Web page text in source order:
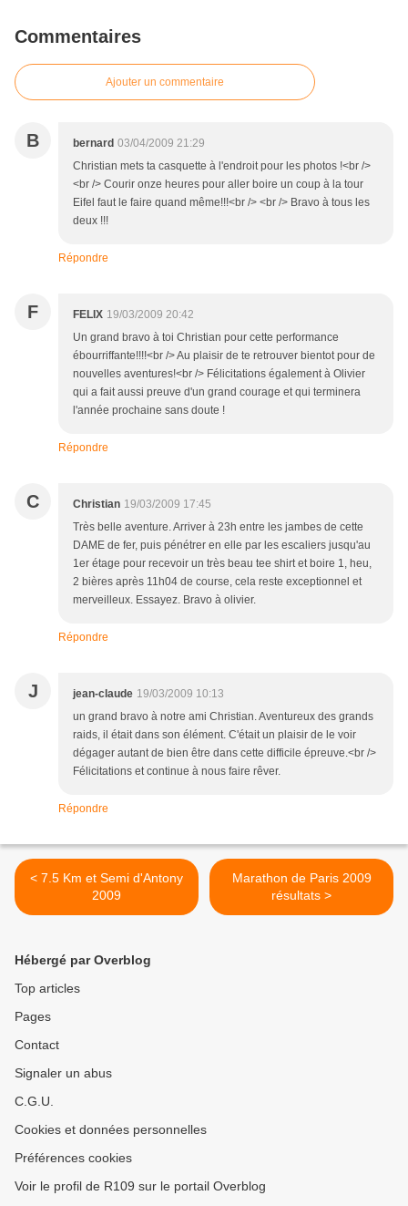
Commentaires
Ajouter un commentaire
B bernard 03/04/2009 21:29
Christian mets ta casquette à l'endroit pour les photos !<br />
<br /> Courir onze heures pour aller boire un coup à la tour
Eifel faut le faire quand même!!!<br /> <br /> Bravo à tous les
deux !!!
Répondre
F FELIX 19/03/2009 20:42
Un grand bravo à toi Christian pour cette performance
ébourriffante!!!!<br /> Au plaisir de te retrouver bientot pour de
nouvelles aventures!<br /> Félicitations également à Olivier
qui a fait aussi preuve d'un grand courage et qui terminera
l'année prochaine sans doute !
Répondre
C Christian 19/03/2009 17:45
Très belle aventure. Arriver à 23h entre les jambes de cette
DAME de fer, puis pénétrer en elle par les escaliers jusqu'au
1er étage pour recevoir un très beau tee shirt et boire 1, heu,
2 bières après 11h04 de course, cela reste exceptionnel et
merveilleux. Essayez. Bravo à olivier.
Répondre
J jean-claude 19/03/2009 10:13
un grand bravo à notre ami Christian. Aventureux des grands
raids, il était dans son élément. C'était un plaisir de le voir
dégager autant de bien être dans cette difficile épreuve.<br />
Félicitations et continue à nous faire rêver.
Répondre
< 7.5 Km et Semi d'Antony
2009
Marathon de Paris 2009
résultats >
Hébergé par Overblog
Top articles
Pages
Contact
Signaler un abus
C.G.U.
Cookies et données personnelles
Préférences cookies
Voir le profil de R109 sur le portail Overblog